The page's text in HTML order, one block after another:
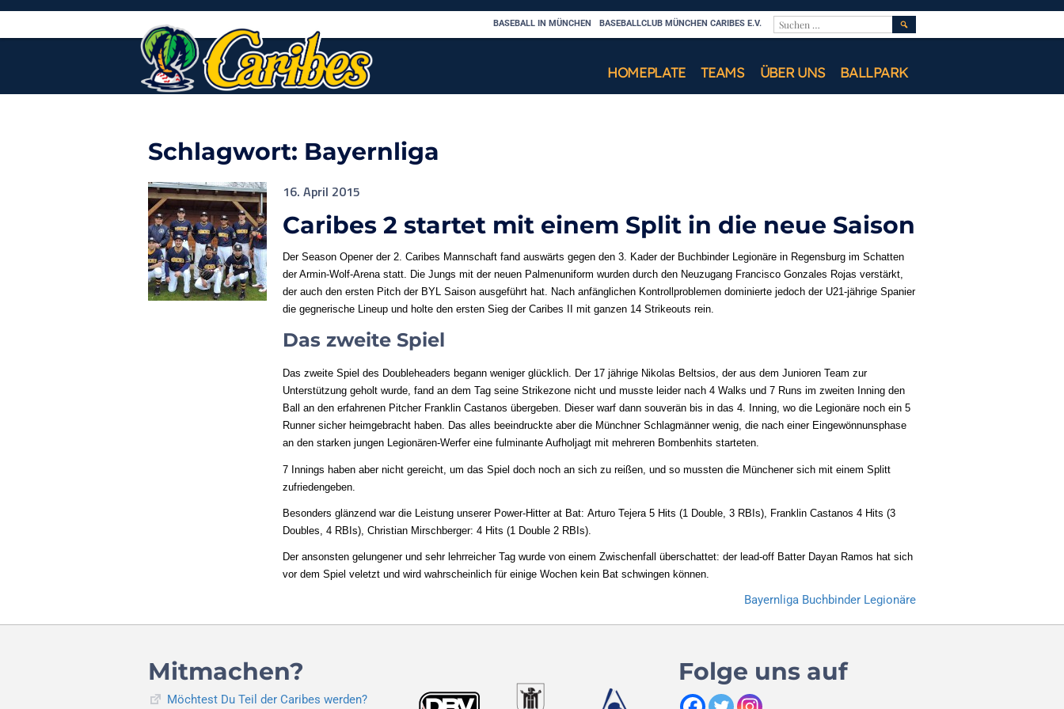
Skip
content
BASEBALL IN MÜNCHEN BASEBALLCLUB MÜNCHEN CARIBES E.V.
HOMEPLATE TEAMS ÜBER UNS BALLPARK
SUCHEN
Schlagwort: Bayernliga
16. April 2015
Caribes 2 startet mit einem Split in die neue Saison
Der Season Opener der 2. Caribes Mannschaft fand auswärts gegen den 3. Kader der Buchbinder Legionäre in Regensburg im Schatten
der Armin-Wolf-Arena statt. Die Jungs mit der neuen Palmenuniform wurden durch den Neuzugang Francisco Gonzales Rojas verstärkt,
der auch den ersten Pitch der BYL Saison ausgeführt hat. Nach anfänglichen Kontrollproblemen dominierte jedoch der U21-jährige Spanier
die gegnerische Lineup und holte den ersten Sieg der Caribes II mit ganzen 14 Strikeouts rein.
Das zweite Spiel
Das zweite Spiel des Doubleheaders begann weniger glücklich. Der 17 jährige Nikolas Beltsios, der aus dem Junioren Team zur
Unterstützung geholt wurde, fand an dem Tag seine Strikezone nicht und musste leider nach 4 Walks und 7 Runs im zweiten Inning den
Ball an den erfahrenen Pitcher Franklin Castanos übergeben. Dieser warf dann souverän bis in das 4. Inning, wo die Legionäre noch ein 5
Runner sicher heimgebracht haben. Das alles beeindruckte aber die Münchner Schlagmänner wenig, die nach einer Eingewönnunsphase
an den starken jungen Legionären-Werfer eine fulminante Aufholjagt mit mehreren Bombenhits starteten.
7 Innings haben aber nicht gereicht, um das Spiel doch noch an sich zu reißen, und so mussten die Münchener sich mit einem Splitt
zufriedengeben.
Besonders glänzend war die Leistung unserer Power-Hitter at Bat: Arturo Tejera 5 Hits (1 Double, 3 RBIs), Franklin Castanos 4 Hits (3
Doubles, 4 RBIs), Christian Mirschberger: 4 Hits (1 Double 2 RBIs).
Der ansonsten gelungener und sehr lehrreicher Tag wurde von einem Zwischenfall überschattet: der lead-off Batter Dayan Ramos hat sich
vor dem Spiel veletzt und wird wahrscheinlich für einige Wochen kein Bat schwingen können.
Bayernliga Buchbinder Legionäre
Mitmachen?
Möchtest Du Teil der Caribes werden?
Folge uns auf